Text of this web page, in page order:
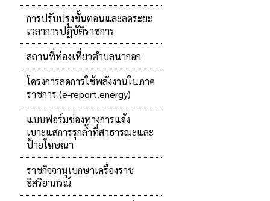
การปรับปรุงขั้นตอนและลดระยะ
เวลาการปฏิบัติราชการ
สถานที่ท่องเที่ยวตำบลนากอก
โครงการลดการใช้พลังงานในภาค
ราชการ (e-report.energy)
แบบฟอร์มช่องทางการแจ้ง
เบาะแสการรุกล้ำที่สาธารณะและ
ป้ายโฆษณา
ราชกิจจานุเบกษาเครื่องราช
อิสริยาภรณ์